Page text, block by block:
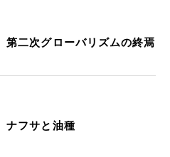
第二次グローバリズムの終焉
ナフサと油種